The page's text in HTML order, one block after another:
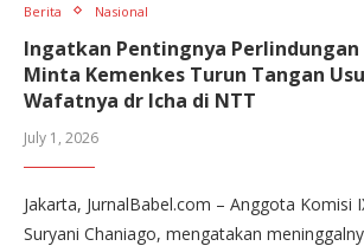
Berita Nasional
Ingatkan Pentingnya Perlindungan
Minta Kemenkes Turun Tangan
Wafatnya dr Icha di NTT
July 1, 2026
Jakarta, JurnalBabel.com – Anggota Komisi
Suryani Chaniago, mengatakan